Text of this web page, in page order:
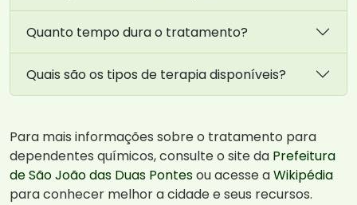
Quanto tempo dura o tratamento?
Quais são os tipos de terapia disponíveis?
Para mais informações sobre o tratamento para
dependentes químicos, consulte o site da Prefeitura
de São João das Duas Pontesou acesse aWikipédia
para conhecer melhor a cidade e seus recursos.